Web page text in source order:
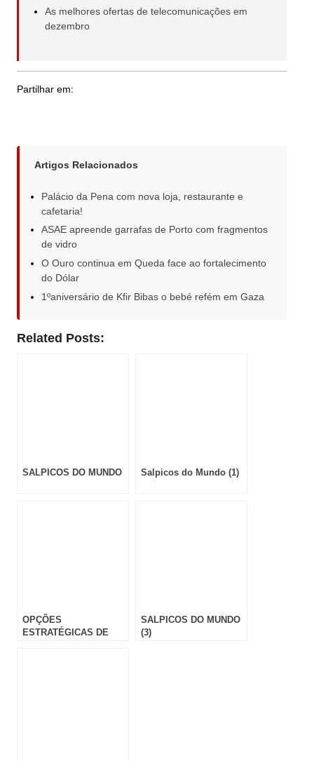
As melhores ofertas de telecomunicações em
dezembro
Partilhar em:
Artigos Relacionados
Palácio da Pena com nova loja, restaurante e
cafetaria!
ASAE apreende garrafas de Porto com fragmentos
de vidro
O Ouro continua em Queda face ao fortalecimento
do Dólar
1ºaniversário de Kfir Bibas o bebé refém em Gaza
Related Posts:
SALPICOS DO MUNDO Salpicos do Mundo (1)
OPÇÕES
ESTRATÉGICAS DE
SALPICOS DO MUNDO
(3)